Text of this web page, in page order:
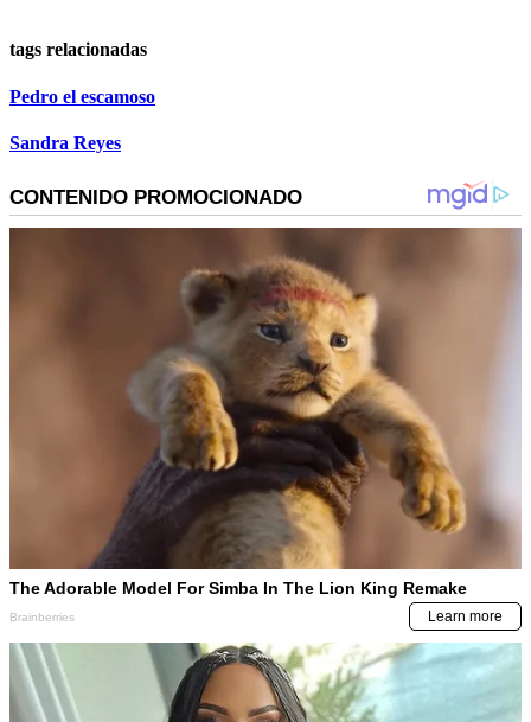
tags relacionadas
Pedro el escamoso
Sandra Reyes